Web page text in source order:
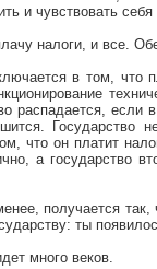
и чувствовать
налоги, и все.
в том, что
распадается, если
Государство
что он платит
а государство
получается
ты
много веков.